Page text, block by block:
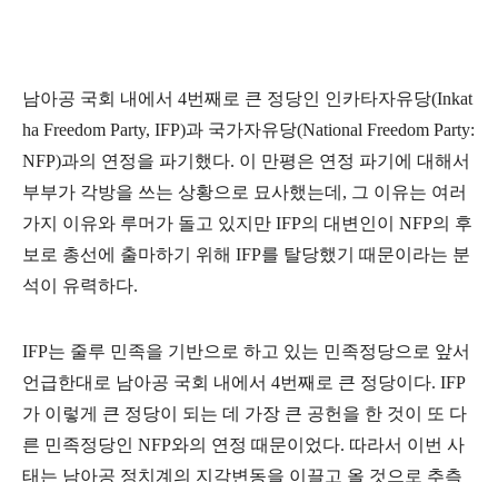
남아공 국회 내에서 4번째로 큰 정당인 인카타자유당(Inkat
ha Freedom Party, IFP)과 국가자유당(National Freedom Party:
NFP)과의 연정을 파기했다. 이 만평은 연정 파기에 대해서
부부가 각방을 쓰는 상황으로 묘사했는데, 그 이유는 여러
가지 이유와 루머가 돌고 있지만 IFP의 대변인이 NFP의 후
보로 총선에 출마하기 위해 IFP를 탈당했기 때문이라는 분
석이 유력하다.
IFP는 줄루 민족을 기반으로 하고 있는 민족정당으로 앞서
언급한대로 남아공 국회 내에서 4번째로 큰 정당이다. IFP
가 이렇게 큰 정당이 되는 데 가장 큰 공헌을 한 것이 또 다
른 민족정당인 NFP와의 연정 때문이었다. 따라서 이번 사
태는 남아공 정치계의 지각변동을 이끌고 올 것으로 추측